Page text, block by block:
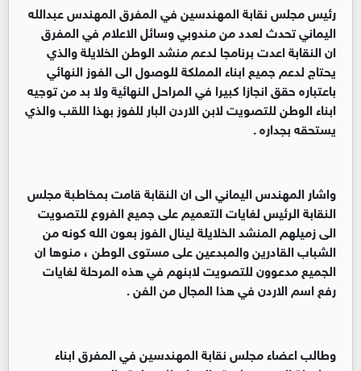
رئيس مجلس نقابة المهندسين في المفرق المهندس عبدالله
اليماني تحدث لعدد من مندوبي وسائل الاعلام في المفرق
ان النقابة اعدت برنامجا لدعم منشد الوطن الخلايلة والذي
يحتاج لدعم جميع ابناء المملكة للوصول الى الفوز النهائي
باعتباره حقق انجازا كبيرا في المراحل النهائية ولا بد من توجيه
ابناء الوطن للتصويت لابن الاردن البار للفوز بهذا اللقب والذي
يستحقه بجداره .
واشار المهندس اليماني الى ان النقابة قامت بمخاطبة مجلس
النقابة الرئيس لغايات التعميم على جميع الفروع للتصويت
الى زميلهم المنشد الخلايلة لينال الفوز بعون الله كونه من
الشباب القادرين والمبدعين على مستوى الوطن ، منوها ان
الجميع مدعوون للتصويت لابنهم في هذه المرحلة لغايات
رفع اسم الاردن في هذا المجال من الفن .
وطالب اعضاء مجلس نقابة المهندسين في المفرق ابناء